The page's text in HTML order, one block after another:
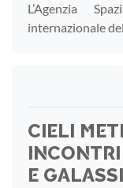
L’Agenzia
internazionale
CIELI
E